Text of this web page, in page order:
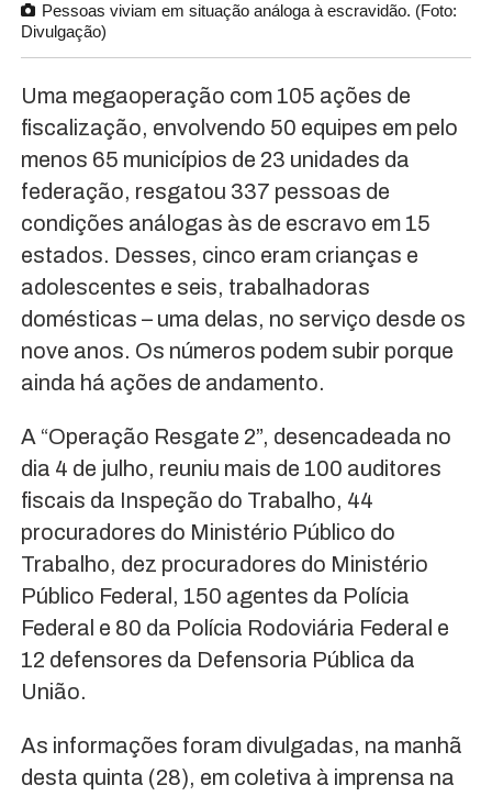
Pessoas viviam em situação análoga à escravidão. (Foto:
Divulgação)
Uma megaoperação com 105 ações de
fiscalização, envolvendo 50 equipes em pelo
menos 65 municípios de 23 unidades da
federação, resgatou 337 pessoas de
condições análogas às de escravo em 15
estados. Desses, cinco eram crianças e
adolescentes e seis, trabalhadoras
domésticas – uma delas, no serviço desde os
nove anos. Os números podem subir porque
ainda há ações de andamento.
A “Operação Resgate 2”, desencadeada no
dia 4 de julho, reuniu mais de 100 auditores
fiscais da Inspeção do Trabalho, 44
procuradores do Ministério Público do
Trabalho, dez procuradores do Ministério
Público Federal, 150 agentes da Polícia
Federal e 80 da Polícia Rodoviária Federal e
12 defensores da Defensoria Pública da
União.
As informações foram divulgadas, na manhã
desta quinta (28), em coletiva à imprensa na